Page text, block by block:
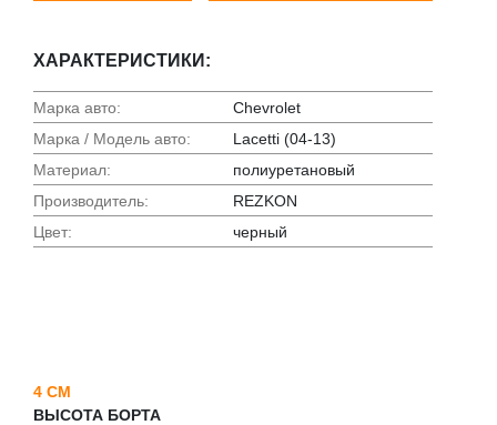
ХАРАКТЕРИСТИКИ:
Марка авто:
Chevrolet
Марка / Модель авто:
Lacetti (04-13)
Материал:
полиуретановый
Производитель:
REZKON
Цвет:
черный
4 СМ
ВЫСОТА БОРТА